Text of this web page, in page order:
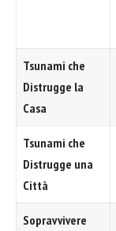
Tsunami che
Distrugge la
Casa
Tsunami che
Distrugge una
Città
Sopravvivere